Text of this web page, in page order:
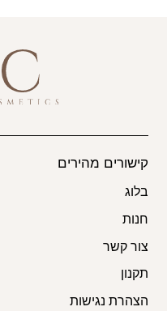
קישורים מהירים
בלוג
חנות
צור קשר
תקנון
הצהרת נגישות